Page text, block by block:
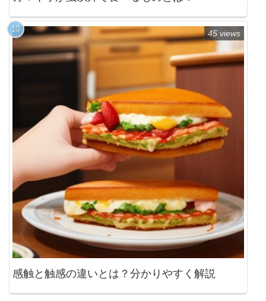
感触と触感の違いとは？分かりやすく解説
45 views